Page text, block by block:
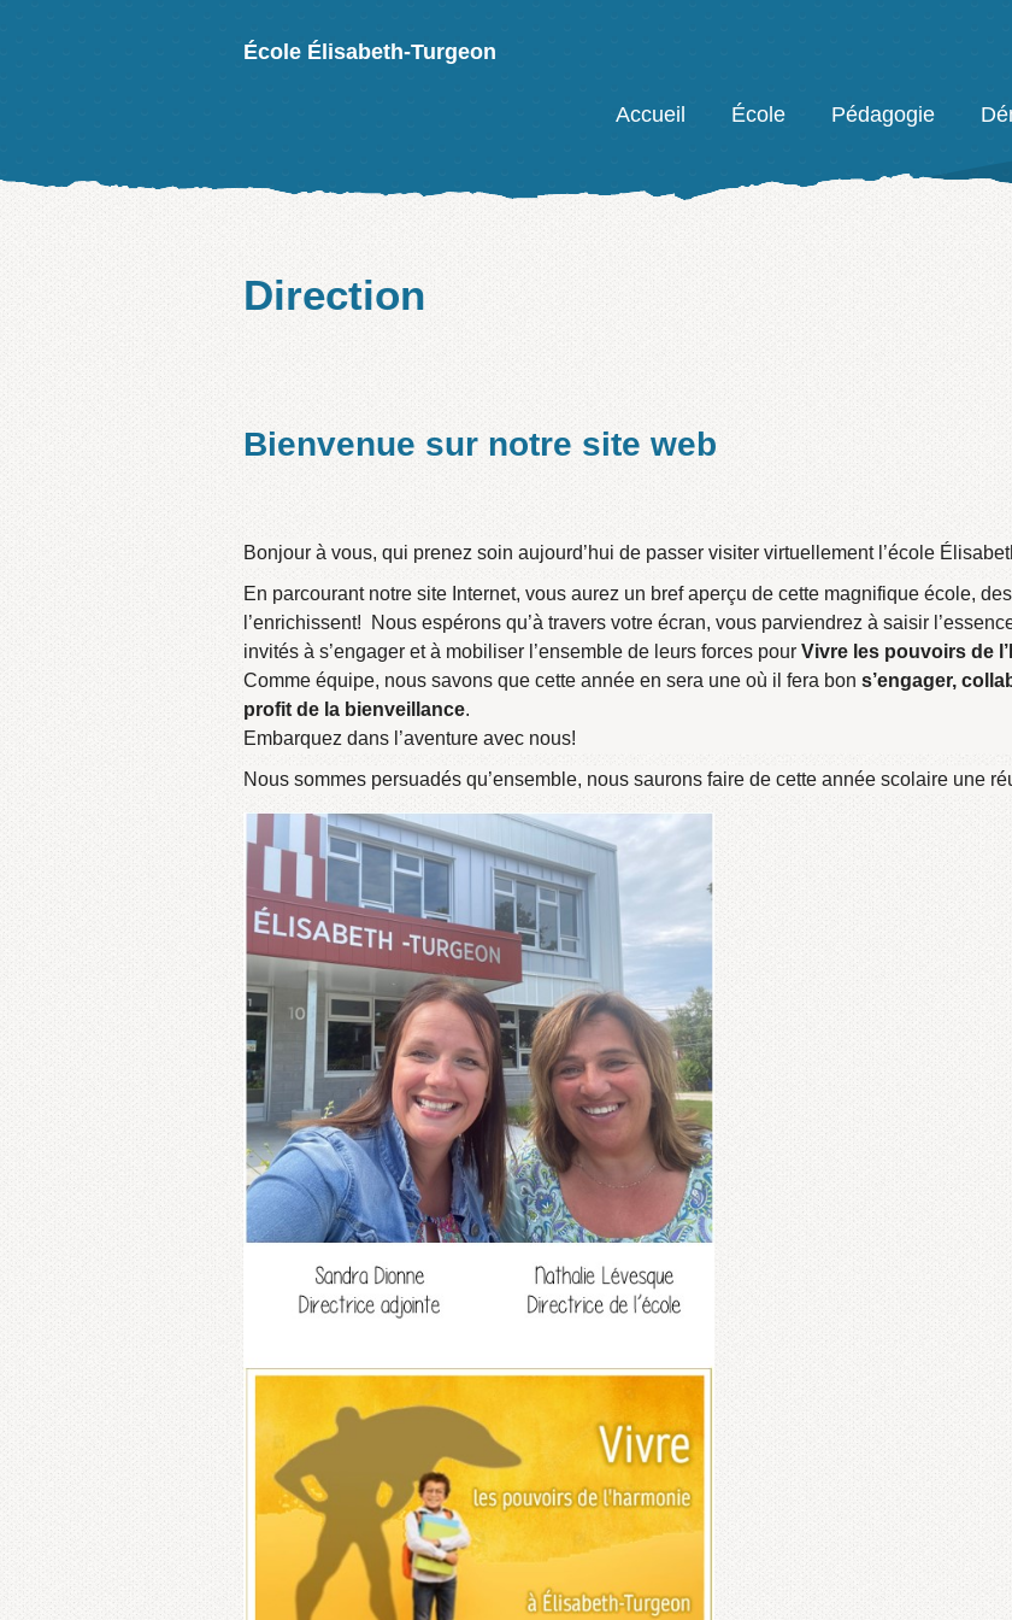
École Élisabeth-Turgeon
Accueil École Pédagogie
Facebook
Direction
Bienvenue sur notre site web
Bonjour à vous, qui prenez soin aujourd’hui de passer visiter virtuellement l’école
En parcourant notre site Internet, vous aurez un bref aperçu de cette magnifique école,
l’enrichissent! Nous espérons qu’à travers votre écran, vous parviendrez à saisir
invités à s’engager et à mobiliser l’ensemble de leurs forces pour Vivre les pouvoirs de
Comme équipe, nous savons que cette année en sera une où il fera bon s’engager,
profit de la bienveillance.
Embarquez dans l’aventure avec nous!
Nous sommes persuadés qu’ensemble, nous saurons faire de cette année scolaire une